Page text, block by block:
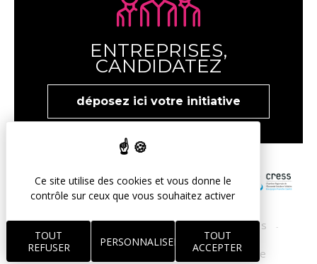
ENTREPRISES,
CANDIDATEZ
déposez ici votre initiative
mentions légales protection des données -
gestion des cookies réalisation Koredge
Ce site utilise des cookies et vous donne le
contrôle sur ceux que vous souhaitez activer
TOUT
ACCEPTER
TOUT
REFUSER
PERSONNALISER